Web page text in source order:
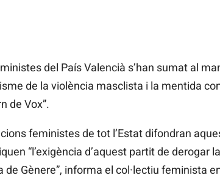
del País Valencià s’han sumat al
de la violència masclista i la mentida
de Vox”.
feministes de tot l’Estat difondran
“l’exigència d’aquest partit de derogar
de Gènere”, informa el col·lectiu feminista